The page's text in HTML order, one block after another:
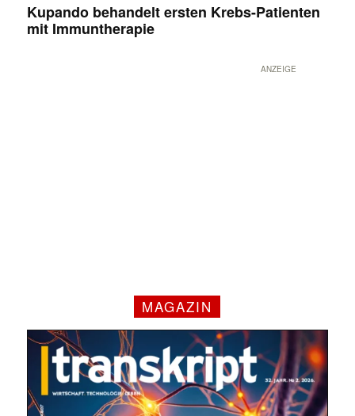
Kupando behandelt ersten Krebs-Patienten
mit Immuntherapie
ANZEIGE
MAGAZIN